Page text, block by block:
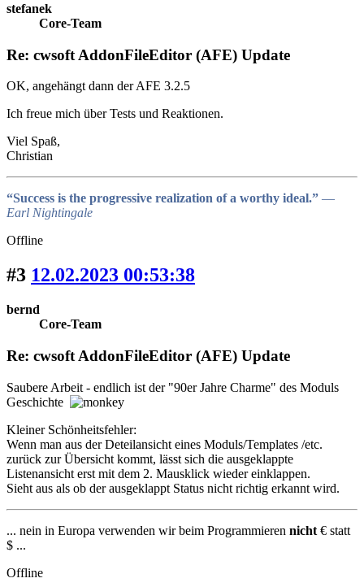
stefanek
Core-Team
Re: cwsoft AddonFileEditor (AFE) Update
OK, angehängt dann der AFE 3.2.5
Ich freue mich über Tests und Reaktionen.
Viel Spaß,
Christian
“Success is the progressive realization of a worthy ideal.” ―
Earl Nightingale
Offline
#3 12.02.2023 00:53:38
bernd
Core-Team
Re: cwsoft AddonFileEditor (AFE) Update
Saubere Arbeit - endlich ist der "90er Jahre Charme" des Moduls
Geschichte
Kleiner Schönheitsfehler:
Wenn man aus der Deteilansicht eines Moduls/Templates /etc.
zurück zur Übersicht kommt, lässt sich die ausgeklappte
Listenansicht erst mit dem 2. Mausklick wieder einklappen.
Sieht aus als ob der ausgeklappt Status nicht richtig erkannt wird.
... nein in Europa verwenden wir beim Programmieren nicht € statt
$ ...
Offline